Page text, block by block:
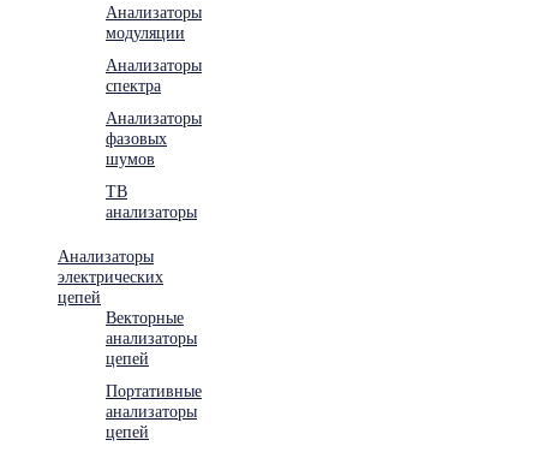
Анализаторы
модуляции
Анализаторы
спектра
Анализаторы
фазовых
шумов
ТВ
анализаторы
Анализаторы
электрических
цепей
Векторные
анализаторы
цепей
Портативные
анализаторы
цепей